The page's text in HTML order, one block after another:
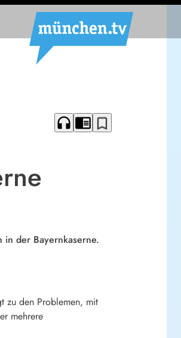
headphones chrome_reader_mode bookmark_border
in der Bayernkaserne.
zu den Problemen, mit
mehrere